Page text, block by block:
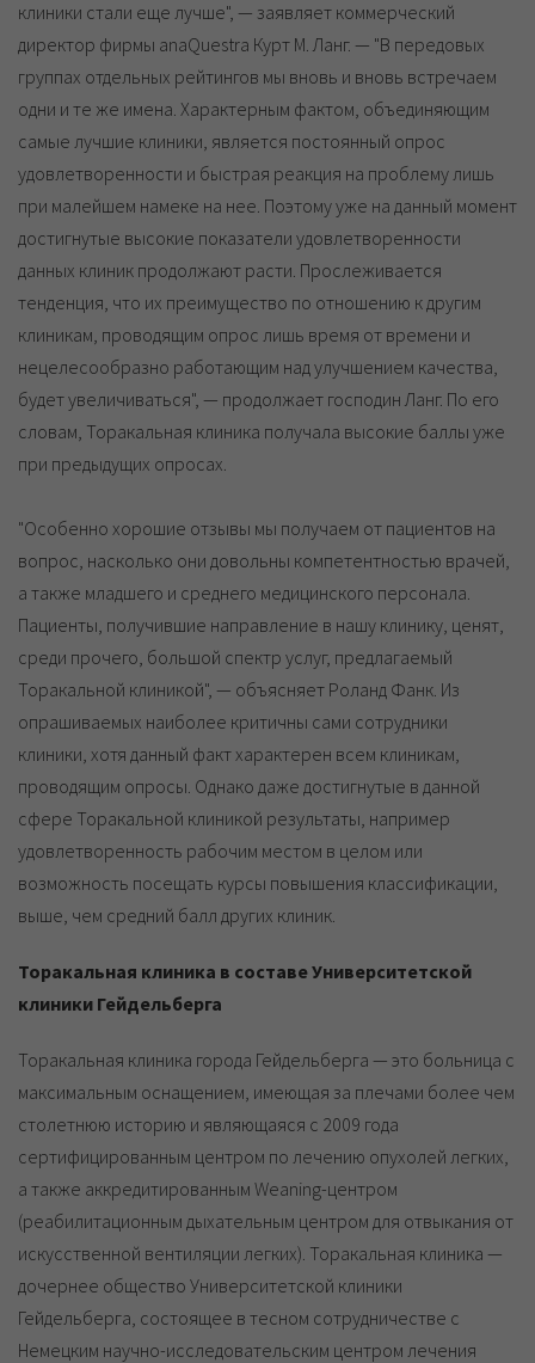
клиники стали еще лучше", — заявляет коммерческий
директор фирмы anaQuestra Курт М. Ланг. — "В передовых
группах отдельных рейтингов мы вновь и вновь встречаем
одни и те же имена. Характерным фактом, объединяющим
самые лучшие клиники, является постоянный опрос
удовлетворенности и быстрая реакция на проблему лишь
при малейшем намеке на нее. Поэтому уже на данный момент
достигнутые высокие показатели удовлетворенности
данных клиник продолжают расти. Прослеживается
тенденция, что их преимущество по отношению к другим
клиникам, проводящим опрос лишь время от времени и
нецелесообразно работающим над улучшением качества,
будет увеличиваться", — продолжает господин Ланг. По его
словам, Торакальная клиника получала высокие баллы уже
при предыдущих опросах.
"Особенно хорошие отзывы мы получаем от пациентов на
вопрос, насколько они довольны компетентностью врачей,
а также младшего и среднего медицинского персонала.
Пациенты, получившие направление в нашу клинику, ценят,
среди прочего, большой спектр услуг, предлагаемый
Торакальной клиникой", — объясняет Роланд Фанк. Из
опрашиваемых наиболее критичны сами сотрудники
клиники, хотя данный факт характерен всем клиникам,
проводящим опросы. Однако даже достигнутые в данной
сфере Торакальной клиникой результаты, например
удовлетворенность рабочим местом в целом или
возможность посещать курсы повышения классификации,
выше, чем средний балл других клиник.
Торакальная клиника в составе Университетской
клиники Гейдельберга
Торакальная клиника города Гейдельберга — это больница с
максимальным оснащением, имеющая за плечами более чем
столетнюю историю и являющаяся с 2009 года
сертифицированным центром по лечению опухолей легких,
а также аккредитированным Weaning-центром
(реабилитационным дыхательным центром для отвыкания от
искусственной вентиляции легких). Торакальная клиника —
дочернее общество Университетской клиники
Гейдельберга, состоящее в тесном сотрудничестве с
Немецким научно-исследовательским центром лечения